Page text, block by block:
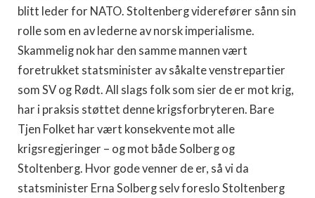
blitt leder for NATO. Stoltenberg viderefører sånn sin
rolle som en av lederne av norsk imperialisme.
Skammelig nok har den samme mannen vært
foretrukket statsminister av såkalte venstrepartier
som SV og Rødt. All slags folk som sier de er mot krig,
har i praksis støttet denne krigsforbryteren. Bare
Tjen Folket har vært konsekvente mot alle
krigsregjeringer – og mot både Solberg og
Stoltenberg. Hvor gode venner de er, så vi da
statsminister Erna Solberg selv foreslo Stoltenberg